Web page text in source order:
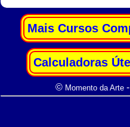
© Momento da Arte-